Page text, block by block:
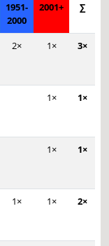
1951-
2000
2001+ ∑
2× 1× 3×
1× 1×
1× 1×
1× 1× 2×